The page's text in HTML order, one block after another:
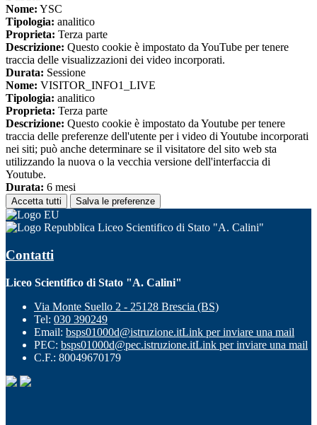
Nome: YSC
Tipologia: analitico
Proprieta: Terza parte
Descrizione: Questo cookie è impostato da YouTube per tenere
traccia delle visualizzazioni dei video incorporati.
Durata: Sessione
Nome: VISITOR_INFO1_LIVE
Tipologia: analitico
Proprieta: Terza parte
Descrizione: Questo cookie è impostato da Youtube per tenere
traccia delle preferenze dell'utente per i video di Youtube incorporati
nei siti; può anche determinare se il visitatore del sito web sta
utilizzando la nuova o la vecchia versione dell'interfaccia di
Youtube.
Durata: 6 mesi
Accetta tutti Salva le preferenze
Liceo Scientifico di Stato "A. Calini"
Contatti
Liceo Scientifico di Stato "A. Calini"
Via Monte Suello 2 - 25128 Brescia (BS)
Tel: 030 390249
Email: bsps01000d@istruzione.itLink per inviare una mail
PEC: bsps01000d@pec.istruzione.itLink per inviare una mail
C.F.: 80049670179